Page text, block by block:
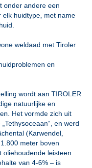
onder andere een
elk huidtype, met name
weldaad met Tiroler
en
wordt aan TIROLER
natuurlijke en
Het vormde zich uit
en werd
(Karwendel,
meter boven
oliehoudende leisteen
van 4-6% – is